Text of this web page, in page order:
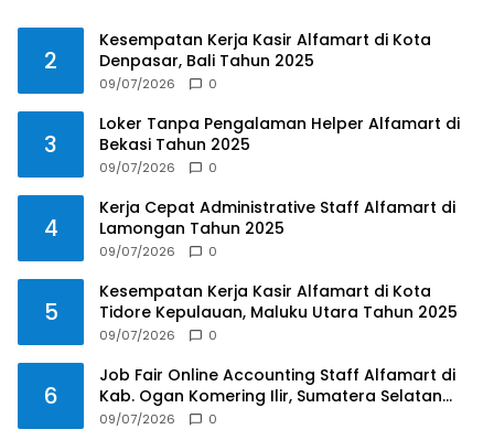
2
Kesempatan Kerja Kasir Alfamart di Kota
Denpasar, Bali Tahun 2025
09/07/2026 0
3
Loker Tanpa Pengalaman Helper Alfamart di
Bekasi Tahun 2025
09/07/2026 0
4
Kerja Cepat Administrative Staff Alfamart di
Lamongan Tahun 2025
09/07/2026 0
5
Kesempatan Kerja Kasir Alfamart di Kota
Tidore Kepulauan, Maluku Utara Tahun 2025
09/07/2026 0
6
Job Fair Online Accounting Staff Alfamart di
Kab. Ogan Komering Ilir, Sumatera Selatan
Tahun 2025
09/07/2026 0